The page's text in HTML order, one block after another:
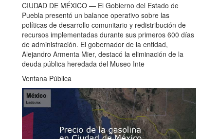
CIUDAD DE MÉXICO — El Gobierno del Estado de
Puebla presentó un balance operativo sobre las
políticas de desarrollo comunitario y redistribución de
recursos implementadas durante sus primeros 600 días
de administración. El gobernador de la entidad,
Alejandro Armenta Mier, destacó la eliminación de la
deuda pública heredada del Museo Inte
Ventana Pública